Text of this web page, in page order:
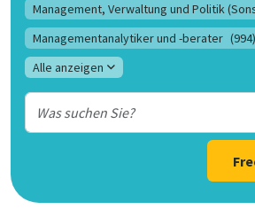
Management, Verwaltung und Politik
Managementanalytiker und -berater (994)
Alle anzeigen